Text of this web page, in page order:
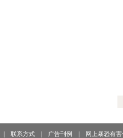
联系方式 广告刊例 网上暴恐有